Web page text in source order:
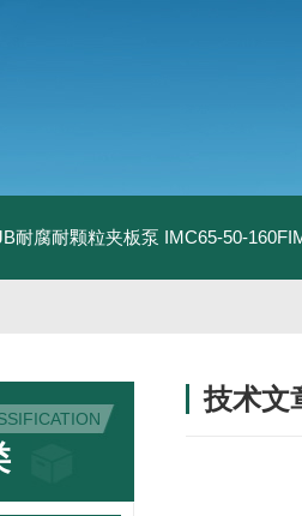
耐腐耐颗粒夹板泵 IMC65-50-
技术文